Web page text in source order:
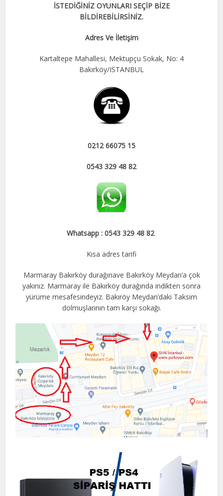
İSTEDİĞİNİZ OYUNLARI SEÇİP BİZE
BİLDİREBİLİRSİNİZ.
Adres Ve İletişim
Kartaltepe Mahallesi, Mektupçu Sokak, No: 4
Bakırköy/ISTANBUL
0212 66075 15
0543 329 48 82
Whatsapp : 0543 329 48 82
Kısa adres tarifi
Marmaray Bakırköy durağınave Bakırköy Meydan’a çok
yakınız. Marmaray ile Bakırköy durağında indikten sonra
yürüme mesafesindeyiz. Bakıröy Meydan’daki Taksim
dolmuşlarının tam karşı sokağı.